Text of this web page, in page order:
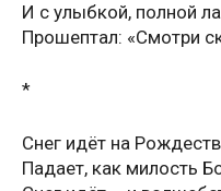
И с улыбкой, полной
Прошептал: «Смотри
*
Снег идёт на
Падает, как милость